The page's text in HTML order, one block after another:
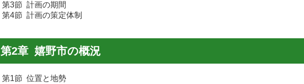
第3節 計画の期間
第4節 計画の策定体制
第2章 嬉野市の概況
第1節 位置と地勢